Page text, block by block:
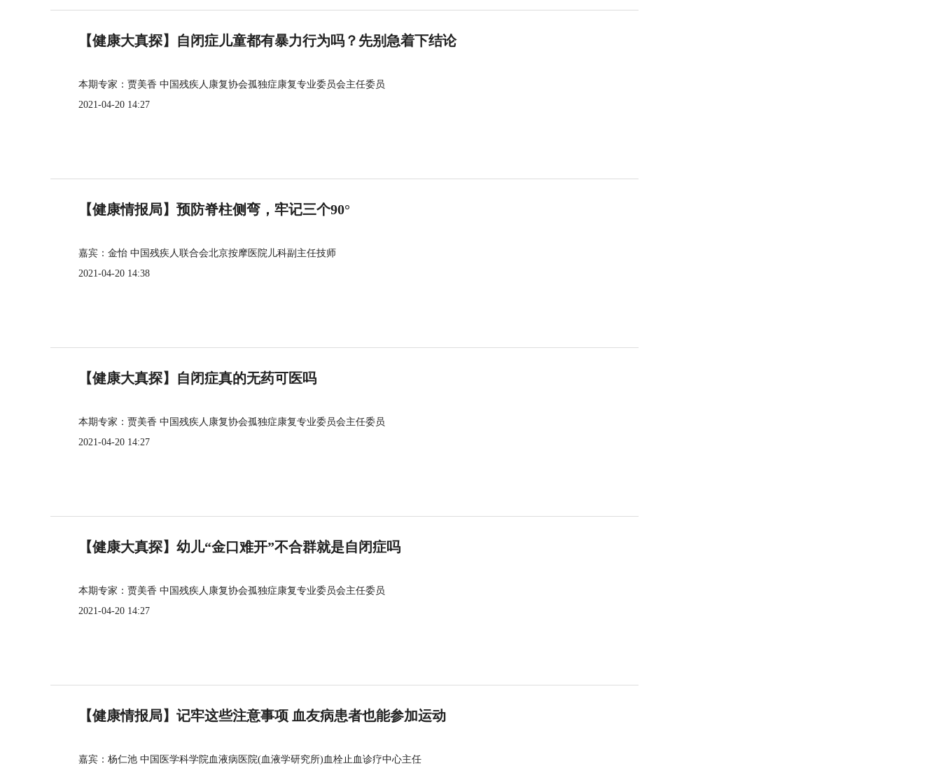
【健康大真探】自闭症儿童都有暴力行为吗？先别急着下结论
本期专家：贾美香 中国残疾人康复协会孤独症康复专业委员会主任委员
2021-04-20 14:27
【健康情报局】预防脊柱侧弯，牢记三个90°
嘉宾：金怡 中国残疾人联合会北京按摩医院儿科副主任技师
2021-04-20 14:38
【健康大真探】自闭症真的无药可医吗
本期专家：贾美香 中国残疾人康复协会孤独症康复专业委员会主任委员
2021-04-20 14:27
【健康大真探】幼儿“金口难开”不合群就是自闭症吗
本期专家：贾美香 中国残疾人康复协会孤独症康复专业委员会主任委员
2021-04-20 14:27
【健康情报局】记牢这些注意事项 血友病患者也能参加运动
嘉宾：杨仁池 中国医学科学院血液病医院(血液学研究所)血栓止血诊疗中心主任